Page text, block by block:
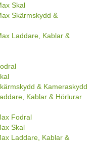
Skal
Skärmskydd &
Laddare, Kablar &
& Kameraskydd
Kablar & Hörlurar
Fodral
Skal
Laddare, Kablar &